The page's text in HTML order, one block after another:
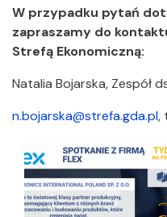
W przypadku pytań
zapraszamy do
Strefą Ekonomiczną:
Natalia Bojarska, Zespół
n.bojarska@strefa.gda.pl,